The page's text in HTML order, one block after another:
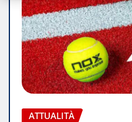
ATTUALITÀ